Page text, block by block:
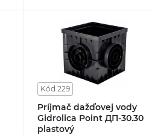
Kód 229
Príjmač dažďovej vody
Gidrolica Point ДП-30.30
plastový